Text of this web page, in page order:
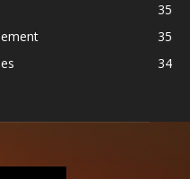
35
35
34